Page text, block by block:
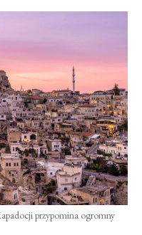
przypomina ogromny